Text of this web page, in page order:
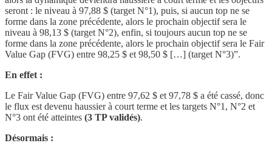
seront : le niveau à 97,88 $ (target N°1), puis, si aucun top ne se
forme dans la zone précédente, alors le prochain objectif sera le
niveau à 98,13 $ (target N°2), enfin, si toujours aucun top ne se
forme dans la zone précédente, alors le prochain objectif sera le Fair
Value Gap (FVG) entre 98,25 $ et 98,50 $ […] (target N°3)”.
En effet :
Le Fair Value Gap (FVG) entre 97,62 $ et 97,78 $ a été cassé, donc
le flux est devenu haussier à court terme et les targets N°1, N°2 et
N°3 ont été atteintes (3 TP validés).
Désormais :